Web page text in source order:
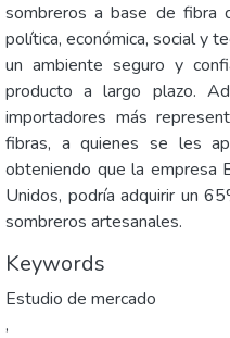
sombreros a base de fibra
política, económica, social y
un ambiente seguro y
producto a largo plazo.
importadores más
fibras, a quienes se les
obteniendo que la empresa
Unidos, podría adquirir un
sombreros artesanales.
Keywords
Estudio de mercado
,